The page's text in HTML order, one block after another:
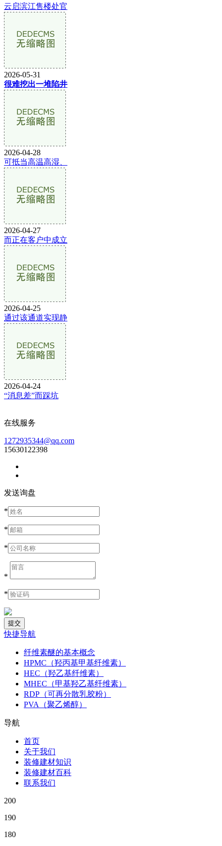
云启滨江售楼处官
2026-05-31
很难挖出一堆陷井
2026-04-28
可抵当高温高湿、
2026-04-27
而正在客户中成立
2026-04-25
通过该通道实现静
2026-04-24
“消息差”而踩坑
在线服务
1272935344@qq.com
15630122398
发送询盘
*
*
*
*
*
快捷导航
纤维素醚的基本概念
HPMC（羟丙基甲基纤维素）
HEC（羟乙基纤维素）
MHEC（甲基羟乙基纤维素）
RDP（可再分散乳胶粉）
PVA（聚乙烯醇）
导航
首页
关于我们
装修建材知识
装修建材百科
联系我们
200
190
180